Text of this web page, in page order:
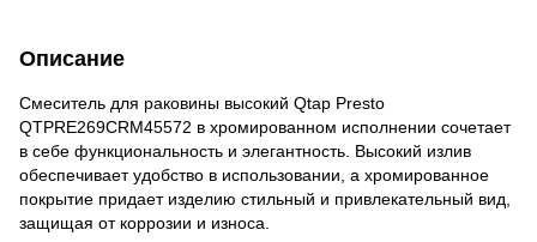
Описание
Смеситель для раковины высокий Qtap Presto
QTPRE269CRM45572 в хромированном исполнении сочетает
в себе функциональность и элегантность. Высокий излив
обеспечивает удобство в использовании, а хромированное
покрытие придает изделию стильный и привлекательный вид,
защищая от коррозии и износа.